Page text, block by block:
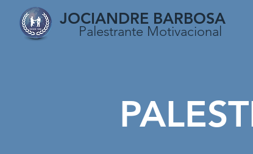
JOCIANDRE BARBOSA
Palestrante Motivacional